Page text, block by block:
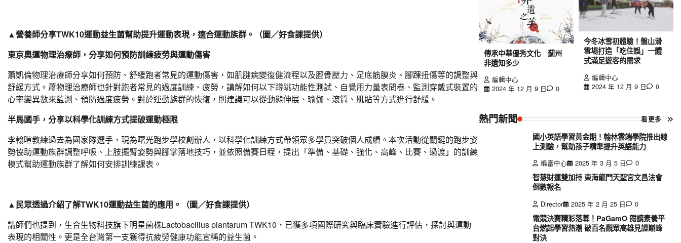
▲營養師分享TWK10運動益生菌幫助提升運動表現，適合運動族群。（圖／好食課提供）
東京奧運物理治療師，分享如何預防訓練疲勞與運動傷害
蕭凱倫物理治療師分享如何預防、舒緩跑者常見的運動傷害，如肌腱病變復健流程以及脛骨壓力、足底筋膜炎、腳踝扭傷等的調整與
舒緩方式。蕭物理治療師也針對跑者常見的過度訓練、疲勞，講解如何以下蹲跳功能性測試、自覺用力量表問卷、監測穿戴式裝置的
心率變異數來監測、預防過度疲勞。對於運動族群的恢復，則建議可以從動態伸展、瑜伽、滾筒、肌貼等方式進行舒緩。
半馬國手，分享以科學化訓練方式提破運動極限
李翰暄教練過去為國家隊選手，現為曙光跑步學校創辦人，以科學化訓練方式帶領眾多學員突破個人成績。本次活動從關鍵的跑步姿
勢協助運動族群調整呼吸、上肢擺臂姿勢與腳掌落地技巧，並依照備賽日程，提出「準備、基礎、強化、高峰、比賽、過渡」的訓練
模式幫助運動族群了解如何安排訓練課表。
▲民眾透過介紹了解TWK10運動益生菌的應用。（圖／好食課提供）
講師們也提到，生合生物科技旗下明星菌株Lactobacillus plantarum TWK10，已獲多項國際研究與臨床實驗進行評估，探討與運動
表現的相關性。更是全台灣第一支獲得抗疲勞健康功能宣稱的益生菌。
傳承中華優秀文化 薊州
非遺知多少
編輯中心
2024 年 12 月 9 日
0
今冬冰雪初體驗！盤山滑
雪場打造「吃住娛」一體
式滿足遊客的需求
編輯中心
2024 年 12 月 9 日
0
熱門新聞 看更多
國小英語學習黃金期！翰林雲端學院推出線
上測驗，幫助孩子精準提升英語能力
編審中心 2025 年 3 月 5 日 0
智慧財運雙加持 東海龍門天聖宮文昌法會
倒數報名
Director 2025 年 2 月 25 日 0
電競決賽精彩落幕！PaGamO 閱讀素養平
台燃起學習熱潮 破百名觀眾高雄見證巔峰
對決